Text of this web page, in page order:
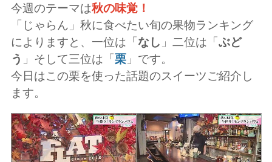
今週のテーマは秋の味覚！
「じゃらん」秋に食べたい旬の果物ランキング
によりますと、一位は「なし 」二位は「ぶど
う 」そして三位は「栗」です。
今日はこの栗を使った話題のスイーツご紹介し
ます。